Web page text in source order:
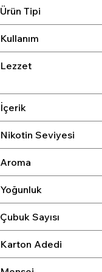
Ürün Tipi
Kullanım
Lezzet
İçerik
Nikotin Seviyesi
Aroma
Yoğunluk
Çubuk Sayısı
Karton Adedi